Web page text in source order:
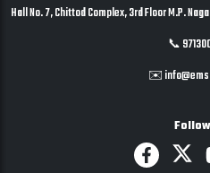
Hall No. 7, Chittod Complex, 3rd Floor M.P.
📞
✉️